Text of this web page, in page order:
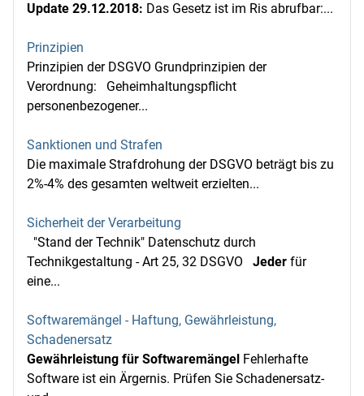
Update 29.12.2018: Das Gesetz ist im Ris abrufbar:...
Prinzipien
Prinzipien der DSGVO Grundprinzipien der
Verordnung: Geheimhaltungspflicht
personenbezogener...
Sanktionen und Strafen
Die maximale Strafdrohung der DSGVO beträgt bis zu
2%-4% des gesamten weltweit erzielten...
Sicherheit der Verarbeitung
"Stand der Technik" Datenschutz durch
Technikgestaltung - Art 25, 32 DSGVO Jeder für
eine...
Softwaremängel - Haftung, Gewährleistung,
Schadenersatz
Gewährleistung für Softwaremängel Fehlerhafte
Software ist ein Ärgernis. Prüfen Sie Schadenersatz-